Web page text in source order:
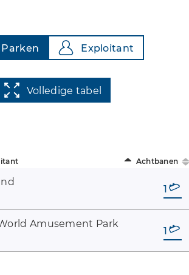
Parken Exploitant
Volledige tabel
Achtbanen
1
Amusement Park
1